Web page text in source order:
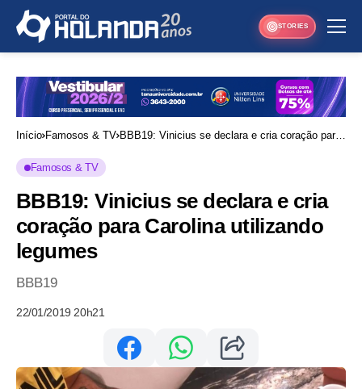
STORIES
Início Famosos & TV BBB19: Vinicius se declara e cria coração para
Famosos & TV
BBB19: Vinicius se declara e cria
coração para Carolina utilizando
legumes
BBB19
22/01/2019 20h21